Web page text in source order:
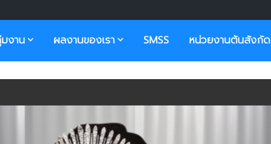
งาน ผลงานของเรา SMSS หน่วยงานต้นสังกัด